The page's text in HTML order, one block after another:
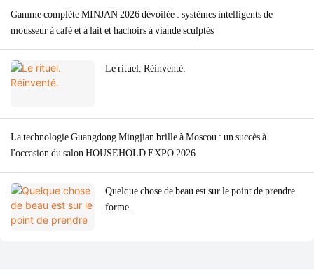
Gamme complète MINJAN 2026 dévoilée : systèmes intelligents de
mousseur à café et à lait et hachoirs à viande sculptés
Le rituel. Réinventé.
La technologie Guangdong Mingjian brille à Moscou : un succès à
l'occasion du salon HOUSEHOLD EXPO 2026
Quelque chose de beau est sur le point de prendre
forme.